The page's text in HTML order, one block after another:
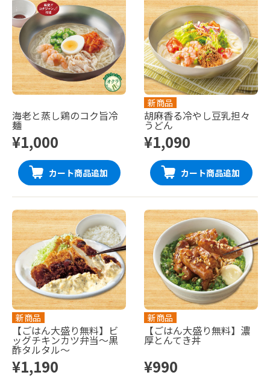
海老と蒸し鶏のコク旨冷
麺
¥1,000
カート商品追加
新商品
胡麻香る冷やし豆乳担々
うどん
¥1,090
カート商品追加
新商品
【ごはん大盛り無料】ビ
ッグチキンカツ弁当〜黒
酢タルタル〜
¥1,190
新商品
【ごはん大盛り無料】濃
厚とんてき丼
¥990